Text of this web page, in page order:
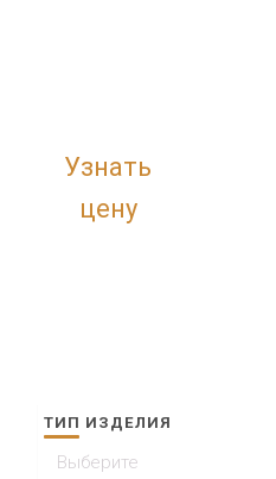
Узнать
цену
ТИП ИЗДЕЛИЯ
Выберите
Кольца